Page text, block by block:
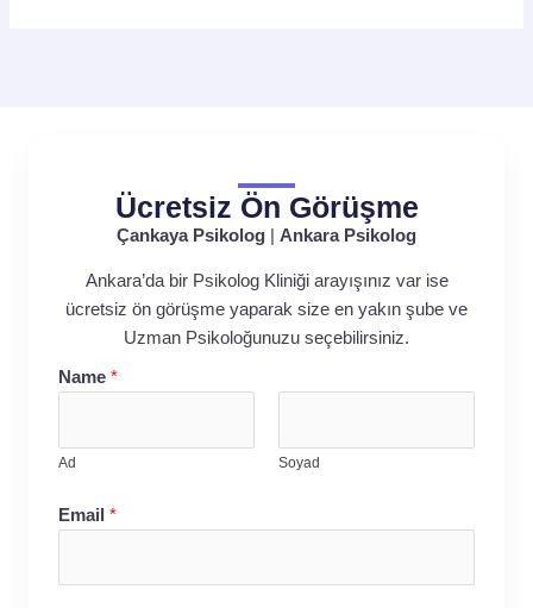
Ücretsiz Ön Görüşme
Çankaya Psikolog | Ankara Psikolog
Ankara’da bir Psikolog Kliniği arayışınız var ise
ücretsiz ön görüşme yaparak size en yakın şube ve
Uzman Psikoloğunuzu seçebilirsiniz.
Name *
Ad Soyad
Email *